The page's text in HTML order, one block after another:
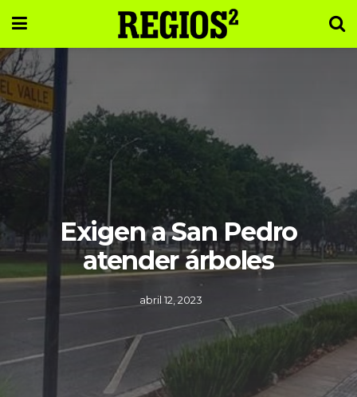
Exigen a San Pedro
atender árboles
abril 12, 2023